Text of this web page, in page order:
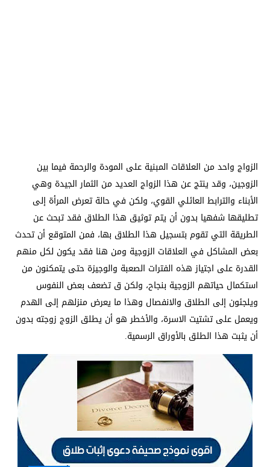
الزواج واحد من العلاقات المبنية على المودة والرحمة فيما بين
الزوجين، وقد ينتج عن هذا الزواج العديد من الثمار الجيدة وهي
الأبناء والترابط العائلي القوي، ولكن في حالة تعرض المرأة إلى
تطليقها شفهيا بدون أن يتم توثيق هذا الطلاق فقد تبحث عن
الطريقة التي تقوم بتسجيل هذا الطلاق بها، فمن المتوقع أن تحدث
بعض المشاكل في العلاقات الزوجية ومن هنا فقد يكون لكل منهم
القدرة على اجتياز هذه الفترات الصعبة والوجيزة حتى يتمكنون من
استكمال حياتهم الزوجية بنجاح، ولكن ق تضعف بعض النفوس
ويلجئون إلى الطلاق والانفصال وهذا ما يعرض منزلهم إلى الهدم
ويعمل على تشتيت الاسرة، والأخطر هو أن يطلق الزوج زوجته بدون
أن يثبت هذا الطلق بالأوراق الرسمية.